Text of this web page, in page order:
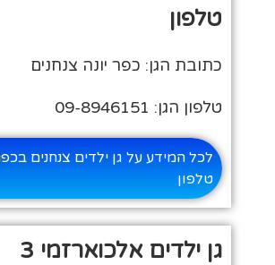
טלפון
כתובת הגן: כפר יונה צנחנים
טלפון הגן: 09-8946151
לכל המידע על גן ילדים צנחנים בכפר
טלפון
גן ילדים אלכוארזמי 3